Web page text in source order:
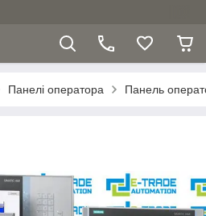
Панелі оператора Панель